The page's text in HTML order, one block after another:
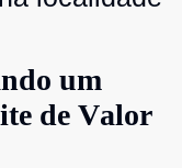
um
de Valor